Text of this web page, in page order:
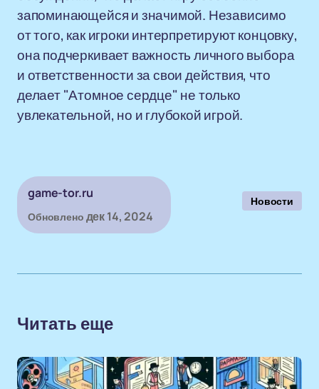
запоминающейся и значимой. Независимо
от того, как игроки интерпретируют концовку,
она подчеркивает важность личного выбора
и ответственности за свои действия, что
делает "Атомное сердце" не только
увлекательной, но и глубокой игрой.
game-tor.ru
Обновлено дек 14, 2024
Новости
Читать еще